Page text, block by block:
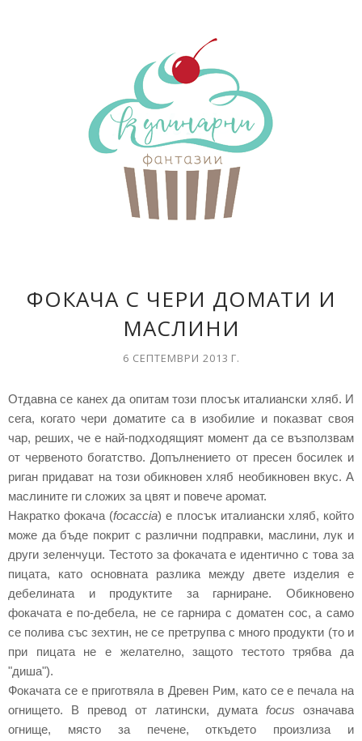
ФОКАЧА С ЧЕРИ ДОМАТИ И
МАСЛИНИ
6 СЕПТЕМВРИ 2013 Г.
Отдавна се канех да опитам този плосък италиански хляб. И
сега, когато чери доматите са в изобилие и показват своя
чар, реших, че е най-подходящият момент да се възползвам
от червеното богатство. Допълнението от пресен босилек и
риган придават на този обикновен хляб необикновен вкус. А
маслините ги сложих за цвят и повече аромат.
Накратко фокача (focaccia) е плосък италиански хляб, който
може да бъде покрит с различни подправки, маслини, лук и
други зеленчуци. Тестото за фокачата е идентично с това за
пицата, като основната разлика между двете изделия е
дебелината и продуктите за гарниране. Обикновено
фокачата е по-дебела, не се гарнира с доматен сос, а само
се полива със зехтин, не се претрупва с много продукти (то и
при пицата не е желателно, защото тестото трябва да
"диша").
Фокачата се е приготвяла в Древен Рим, като се е печала на
огнището. В превод от латински, думата focus означава
огнище, място за печене, откъдето произлиза и